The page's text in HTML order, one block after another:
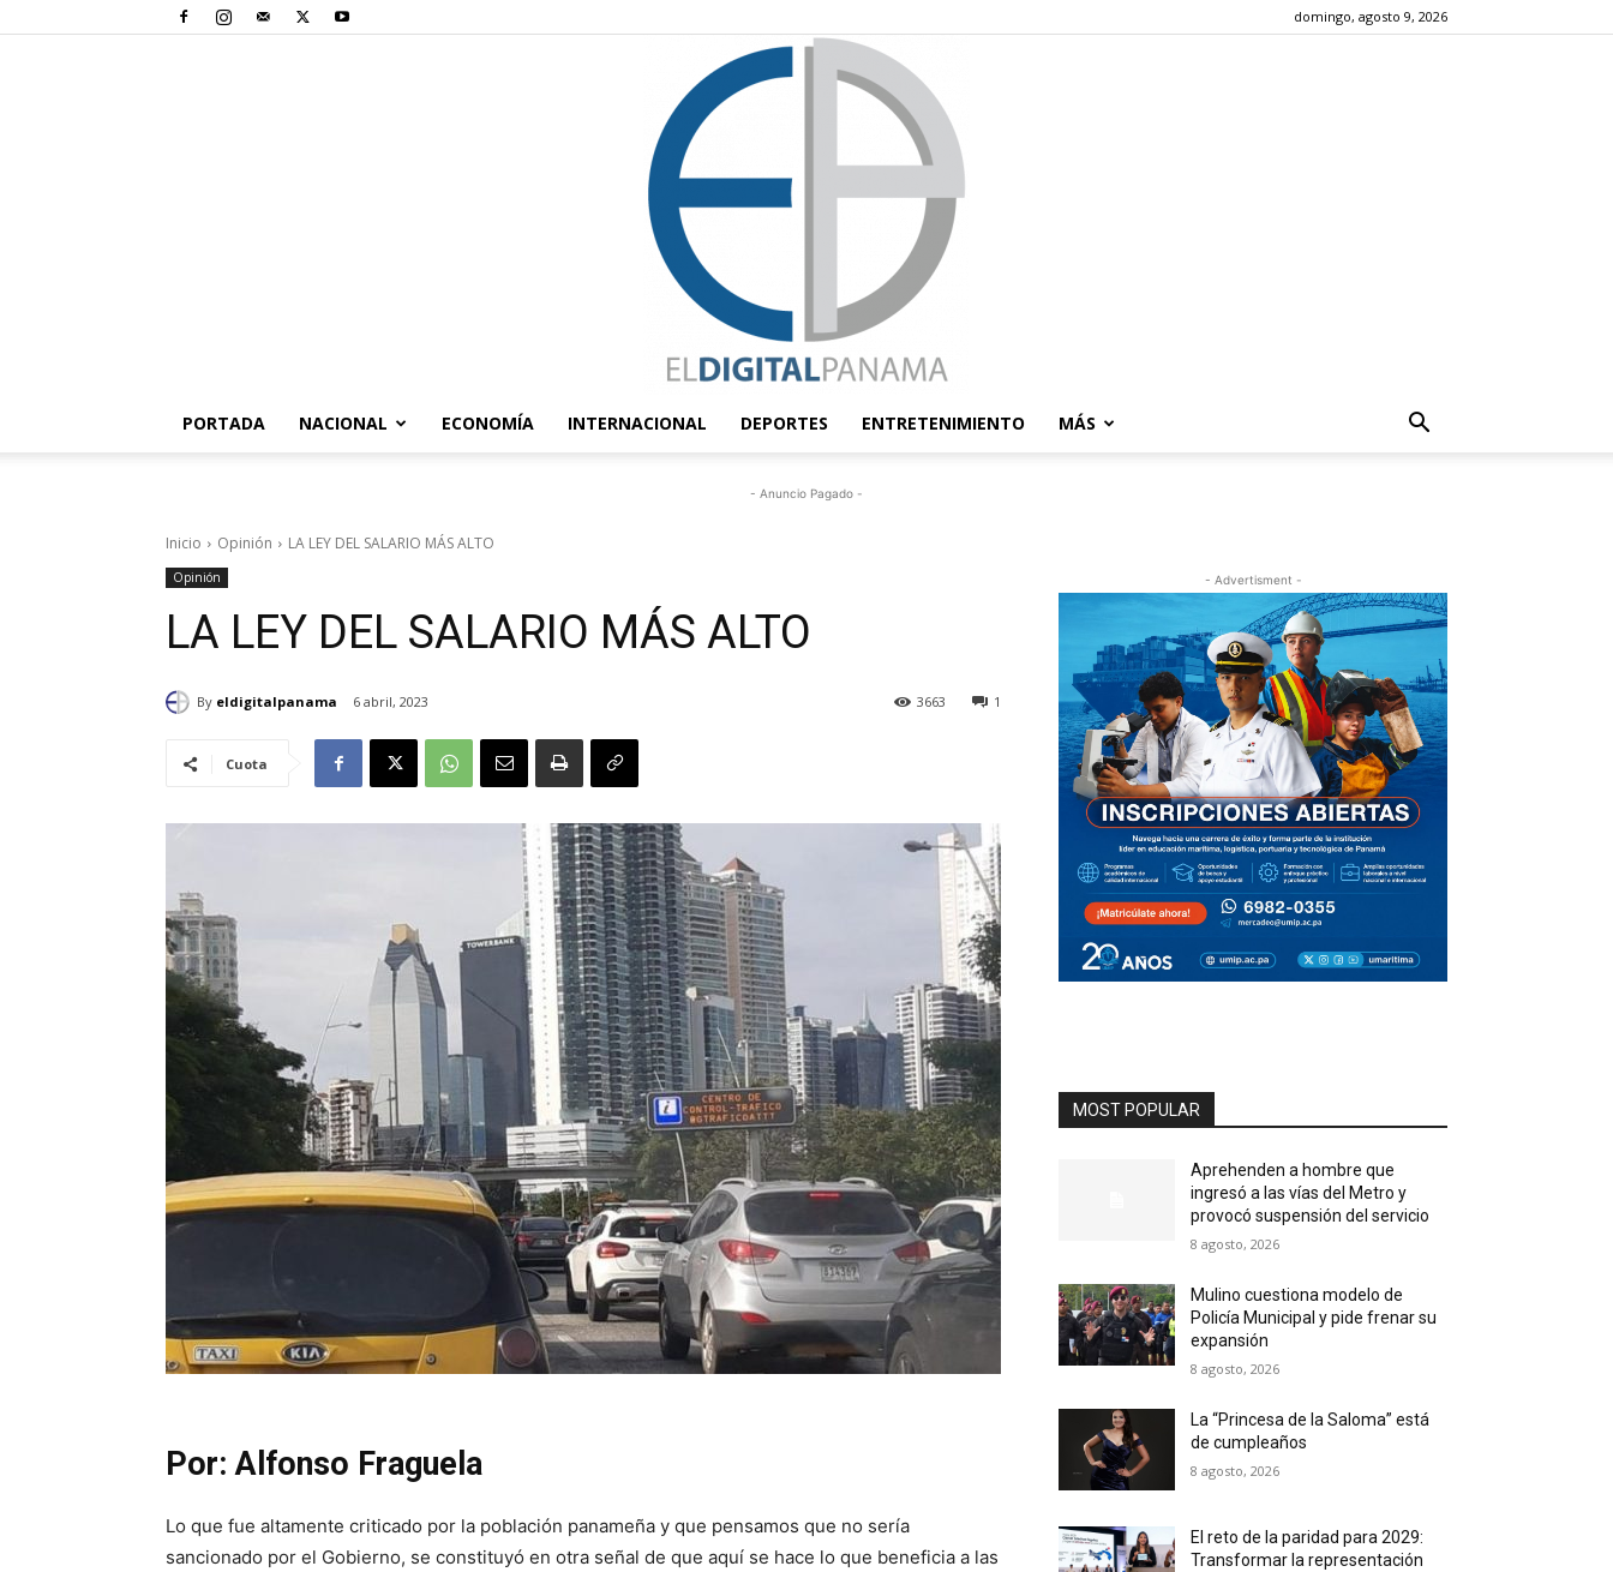
domingo, agosto 9, 2026
Digital
PORTADA NACIONAL ECONOMÍA INTERNACIONAL DEPORTES ENTRETENIMIENTO MÁS
- Anuncio Pagado -
Inicio Opinión LA LEY DEL SALARIO MÁS ALTO
Opinión
LA LEY DEL SALARIO MÁS ALTO
By eldigitalpanama 6 abril, 2023 1
3663
Cuota
Por: Alfonso Fraguela
Lo que fue altamente criticado por la población panameña y que pensamos que no sería
sancionado por el Gobierno, se constituyó en otra señal de que aquí se hace lo que beneficia a las
- Advertisment -
MOST POPULAR
Aprehenden a hombre que
ingresó a las vías del Metro y
provocó suspensión del servicio
8 agosto, 2026
Mulino cuestiona modelo de
Policía Municipal y pide frenar su
expansión
8 agosto, 2026
La “Princesa de la Saloma” está
de cumpleaños
8 agosto, 2026
El reto de la paridad para 2029:
Transformar la representación